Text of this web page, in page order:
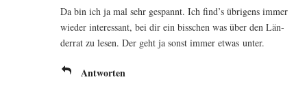
Da bin ich ja mal sehr gespannt. Ich find’s übri­gens immer
wie­der inter­es­sant, bei dir ein biss­chen was über den Län­
der­rat zu lesen. Der geht ja sonst immer etwas unter.
Antworten